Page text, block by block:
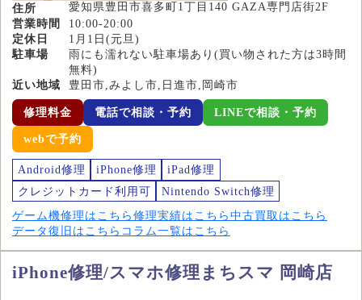
住所
愛知県豊田市喜多町1丁目140 GAZA専門店街2F
営業時間
10:00-20:00
定休日
1月1日(元旦)
駐車場
雨にも濡れない駐車場あり(買い物された方は3時間
無料)
近い地域
豊田市,みよし市,日進市,岡崎市
修理料金 電話で相談・予約 LINEで相談・予約
webで予約
Android修理 iPhone修理
iPad修理
クレジットカード利用可
Nintendo Switch修理
ゲーム機修理はこちら 修理実績はこちら 中古買取はこちら
データ復旧はこちら コラム一覧はこちら
iPhone修理/スマホ修理まちスマ 岡崎店